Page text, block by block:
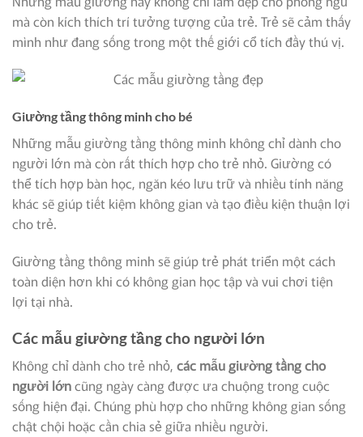
mà còn kích thích trí tưởng tượng của trẻ. Trẻ sẽ cảm thấy
mình như đang sống trong một thế giới cổ tích đầy thú vị.
Giường tầng thông minh cho bé
Những mẫu giường tầng thông minh không chỉ dành cho
người lớn mà còn rất thích hợp cho trẻ nhỏ. Giường có
thể tích hợp bàn học, ngăn kéo lưu trữ và nhiều tính năng
khác sẽ giúp tiết kiệm không gian và tạo điều kiện thuận lợi
cho trẻ.
Giường tầng thông minh sẽ giúp trẻ phát triển một cách
toàn diện hơn khi có không gian học tập và vui chơi tiện
lợi tại nhà.
Các mẫu giường tầng cho người lớn
Không chỉ dành cho trẻ nhỏ, các mẫu giường tầngcho
người lớncũng ngày càng được ưa chuộng trong cuộc
sống hiện đại. Chúng phù hợp cho những không gian sống
chật chội hoặc cần chia sẻ giữa nhiều người.